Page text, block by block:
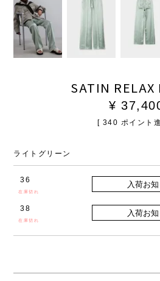
SATIN RELAX
¥
[ 340 ポイント
ライトグリーン
36
在庫切れ
38
在庫切れ